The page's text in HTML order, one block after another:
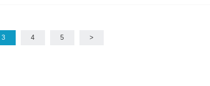
3 4 5 >